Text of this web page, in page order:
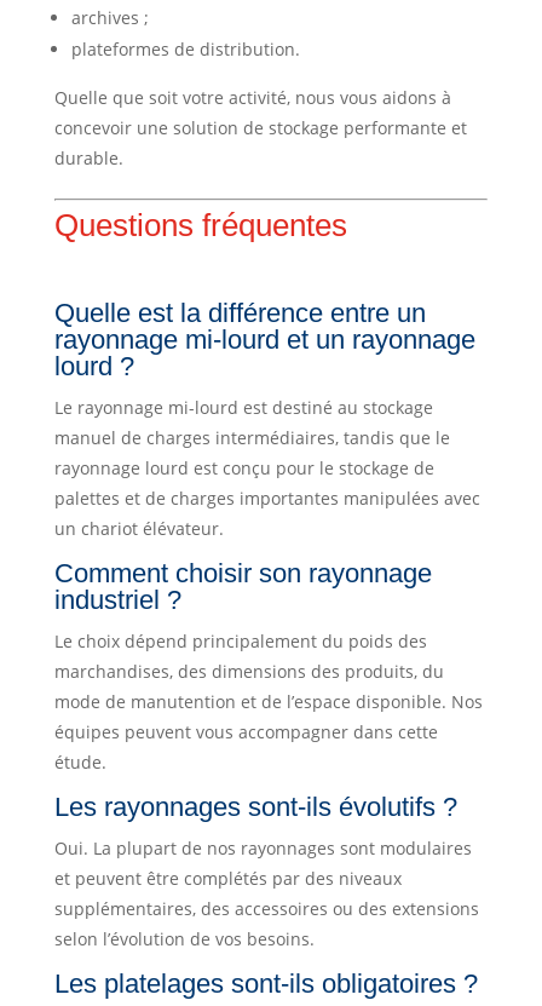
archives ;
plateformes de distribution.
Quelle que soit votre activité, nous vous aidons à
concevoir une solution de stockage performante et
durable.
Questions fréquentes
Quelle est la différence entre un
rayonnage mi-lourd et un rayonnage
lourd ?
Le rayonnage mi-lourd est destiné au stockage
manuel de charges intermédiaires, tandis que le
rayonnage lourd est conçu pour le stockage de
palettes et de charges importantes manipulées avec
un chariot élévateur.
Comment choisir son rayonnage
industriel ?
Le choix dépend principalement du poids des
marchandises, des dimensions des produits, du
mode de manutention et de l’espace disponible. Nos
équipes peuvent vous accompagner dans cette
étude.
Les rayonnages sont-ils évolutifs ?
Oui. La plupart de nos rayonnages sont modulaires
et peuvent être complétés par des niveaux
supplémentaires, des accessoires ou des extensions
selon l’évolution de vos besoins.
Les platelages sont-ils obligatoires ?